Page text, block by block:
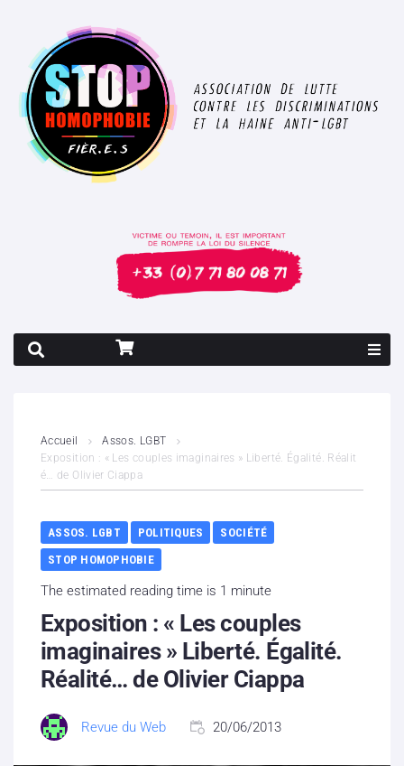
Contenus litigieux
Nous soutenir
Boutique
Partenaires
Contacts
Accueil
Assos. LGBT
Exposition : « Les couples imaginaires » Liberté. Égalité. Réalit
é… de Olivier Ciappa
ASSOS. LGBT POLITIQUES
SOCIÉTÉ
STOP HOMOPHOBIE
The estimated reading time is 1 minute
Exposition : « Les couples
imaginaires » Liberté. Égalité.
Réalité… de Olivier Ciappa
Revue du Web 20/06/2013